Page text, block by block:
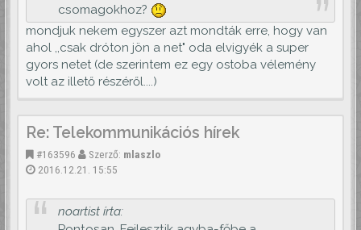
csomagokhoz?
mondjuk nekem egyszer azt mondták erre, hogy van
ahol ,,csak dróton jön a net" oda elvigyék a super
gyors netet (de szerintem ez egy ostoba vélemény
volt az illető részéről....)
Re: Telekommunikációs hírek
#163596 Szerző: mlaszlo
2016.12.21. 15:55
noartist írta: